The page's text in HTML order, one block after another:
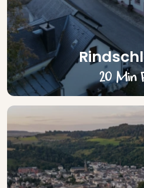
20 Min